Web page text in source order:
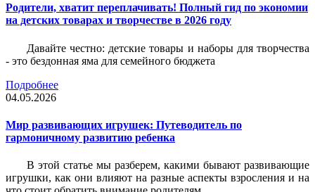
Родители, хватит переплачивать! Полный гид по экономии
на детских товарах и творчестве в 2026 году
Давайте честно: детские товары и наборы для творчества
- это бездонная яма для семейного бюджета
Подробнее
04.05.2026
Мир развивающих игрушек: Путеводитель по
гармоничному развитию ребенка
В этой статье мы разберем, какими бывают развивающие
игрушки, как они влияют на разные аспекты взросления и на